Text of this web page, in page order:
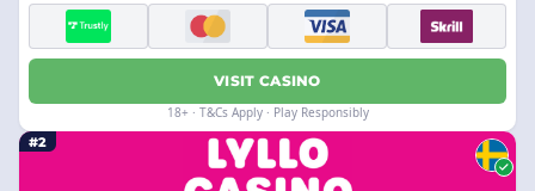
VISIT CASINO
18+ · T&Cs Apply · Play Responsibly
#2